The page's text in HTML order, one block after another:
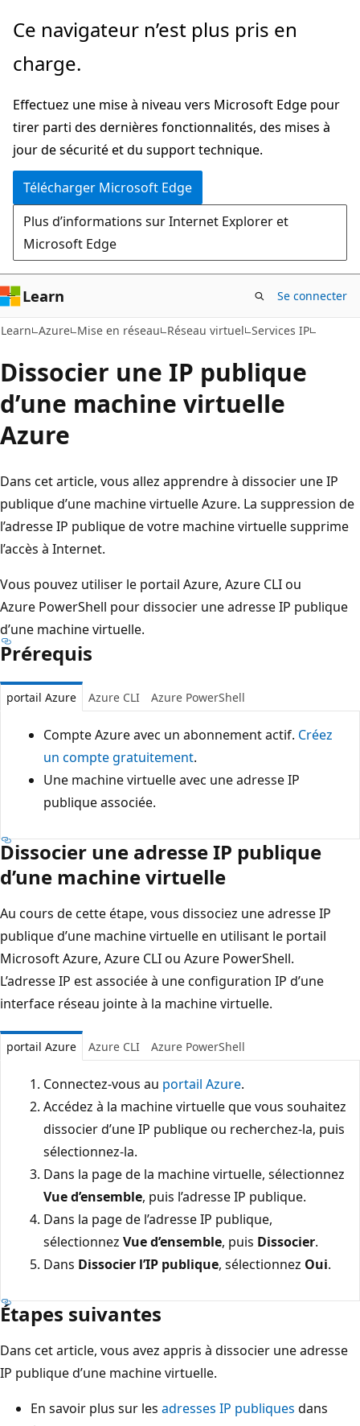
Passer
directement
au
principal
Ce navigateur n’est plus pris en
charge.
Effectuez une mise à niveau vers Microsoft Edge pour
tirer parti des dernières fonctionnalités, des mises à
jour de sécurité et du support technique.
Télécharger Microsoft Edge
Plus d’informations sur Internet Explorer et
Microsoft Edge
Learn Se connecter
Learn Azure Mise en réseau Réseau virtuel Services IP
Dissocier une IP publique
d’une machine virtuelle
Azure
Dans cet article, vous allez apprendre à dissocier une IP
publique d’une machine virtuelle Azure. La suppression de
l’adresse IP publique de votre machine virtuelle supprime
l’accès à Internet.
Vous pouvez utiliser le portail Azure, Azure CLI ou
Azure PowerShell pour dissocier une adresse IP publique
d’une machine virtuelle.
Prérequis
portail Azure Azure CLI Azure PowerShell
Compte Azure avec un abonnement actif. Créez
un compte gratuitement.
Une machine virtuelle avec une adresse IP
publique associée.
Dissocier une adresse IP publique
d’une machine virtuelle
Au cours de cette étape, vous dissociez une adresse IP
publique d’une machine virtuelle en utilisant le portail
Microsoft Azure, Azure CLI ou Azure PowerShell.
L’adresse IP est associée à une configuration IP d’une
interface réseau jointe à la machine virtuelle.
portail Azure Azure CLI Azure PowerShell
Connectez-vous au portail Azure.
Accédez à la machine virtuelle que vous souhaitez
dissocier d’une IP publique ou recherchez-la, puis
sélectionnez-la.
Dans la page de la machine virtuelle, sélectionnez
Vue d’ensemble, puis l’adresse IP publique.
Dans la page de l’adresse IP publique,
sélectionnez Vue d’ensemble, puis Dissocier.
Dans Dissocier l’IP publique, sélectionnez Oui.
Étapes suivantes
Dans cet article, vous avez appris à dissocier une adresse
IP publique d’une machine virtuelle.
En savoir plus sur les adresses IP publiques dans